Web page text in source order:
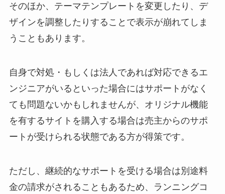
そのほか、テーマテンプレートを変更したり、デ
ザインを調整したりすることで表示が崩れてしま
うこともあります。
自身で対処・もしくは法人であれば対応できるエ
ンジニアがいるといった場合にはサポートがなく
ても問題ないかもしれませんが、オリジナル機能
を有するサイトを購入する場合は売主からのサポ
ートが受けられる状態である方が得策です。
ただし、継続的なサポートを受ける場合は別途料
金の請求がされることもあるため、ランニングコ